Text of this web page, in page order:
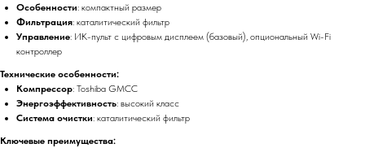
Особенности: компактный размер
Фильтрация: каталитический фильтр
Управление: ИК-пульт с цифровым дисплеем (базовый), опциональный Wi-Fi
контроллер
Технические особенности:
Компрессор: Toshiba GMCC
Энергоэффективность: высокий класс
Система очистки: каталитический фильтр
Ключевые преимущества: